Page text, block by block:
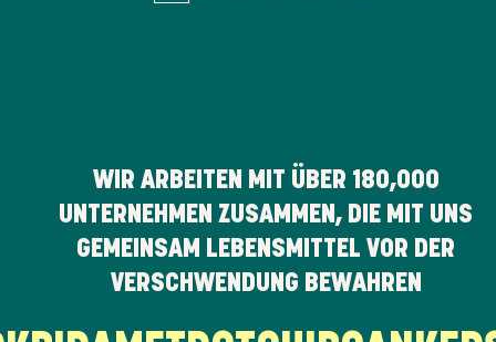
WIR ARBEITEN MIT ÜBER 180,000
UNTERNEHMEN ZUSAMMEN, DIE MIT UNS
GEMEINSAM LEBENSMITTEL VOR DER
VERSCHWENDUNG BEWAHREN